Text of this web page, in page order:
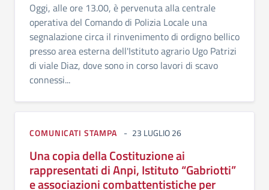
Oggi, alle ore 13.00, è pervenuta alla centrale
operativa del Comando di Polizia Locale una
segnalazione circa il rinvenimento di ordigno bellico
presso area esterna dell'Istituto agrario Ugo Patrizi
di viale Diaz, dove sono in corso lavori di scavo
connessi...
COMUNICATI STAMPA 23 LUGLIO 26
Una copia della Costituzione ai
rappresentati di Anpi, Istituto “Gabriotti”
e associazioni combattentistiche per